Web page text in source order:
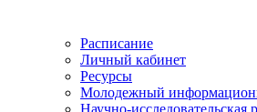
Расписание
Личный кабинет
Ресурсы
Молодежный
Научно-исследовательская